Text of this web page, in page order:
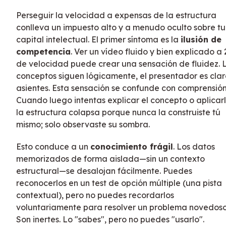
Perseguir la velocidad a expensas de la estructura
conlleva un impuesto alto y a menudo oculto sobre tu
capital intelectual. El primer síntoma es la ilusión de
competencia. Ver un vídeo fluido y bien explicado a
de velocidad puede crear una sensación de fluidez.
conceptos siguen lógicamente, el presentador es
asientes. Esta sensación se confunde con
Cuando luego intentas explicar el concepto o
la estructura colapsa porque nunca la construiste tú
mismo; solo observaste su sombra.
Esto conduce a un conocimiento frágil. Los datos
memorizados de forma aislada—sin un contexto
estructural—se desalojan fácilmente. Puedes
reconocerlos en un test de opción múltiple (una pista
contextual), pero no puedes recordarlos
voluntariamente para resolver un problema
Son inertes. Lo "sabes", pero no puedes "usarlo".